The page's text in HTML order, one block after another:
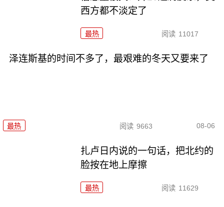
西方都不淡定了
最热 阅读 11017
泽连斯基的时间不多了，最艰难的冬天又要来了
最热 阅读 9663 08-06
扎卢日内说的一句话，把北约的
脸按在地上摩擦
最热 阅读 11629